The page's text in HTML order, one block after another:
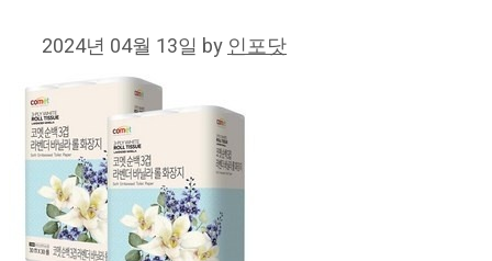
2024년 04월 13일 by인포닷